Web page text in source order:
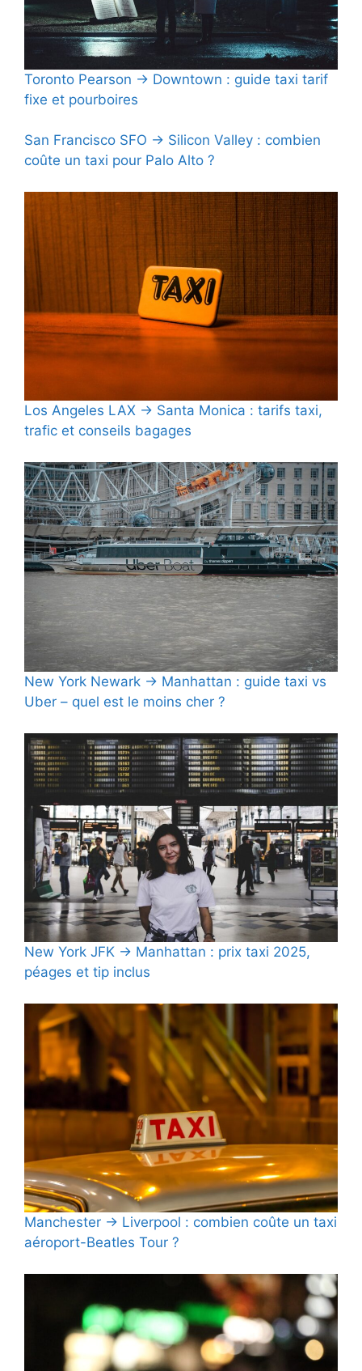
Toronto Pearson → Downtown : guide taxi tarif
fixe et pourboires
San Francisco SFO → Silicon Valley : combien
coûte un taxi pour Palo Alto ?
Los Angeles LAX → Santa Monica : tarifs taxi,
trafic et conseils bagages
New York Newark → Manhattan : guide taxi vs
Uber – quel est le moins cher ?
New York JFK → Manhattan : prix taxi 2025,
péages et tip inclus
Manchester → Liverpool : combien coûte un taxi
aéroport-Beatles Tour ?